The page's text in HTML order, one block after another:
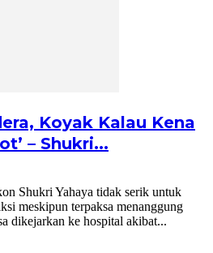
Koyak Kalau Kena
– Shukri...
Shukri Yahaya tidak serik untuk
meskipun terpaksa menanggung
dikejarkan ke hospital akibat...